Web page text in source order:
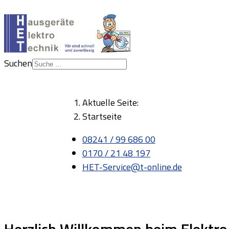
Suchen
Aktuelle Seite:
Startseite
08241 / 99 686 00
0170 / 21 48 197
HET-Service@t-online.de